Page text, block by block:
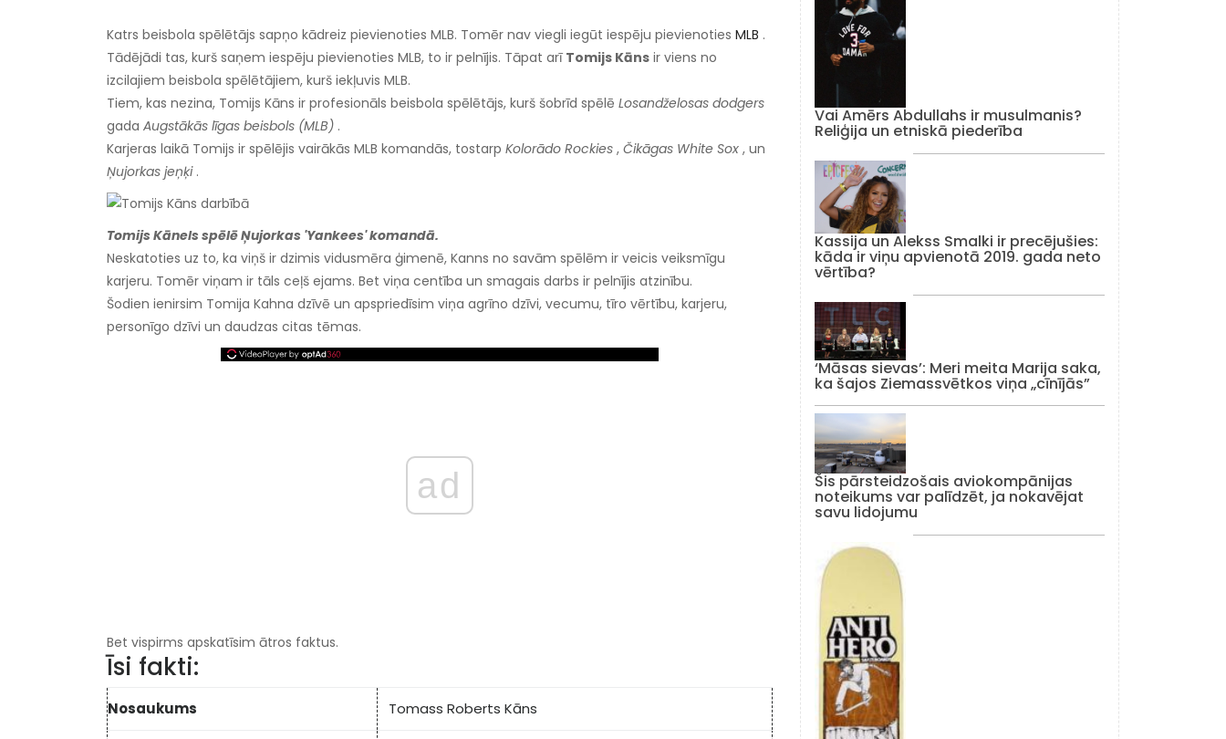
Katrs beisbola spēlētājs sapņo kādreiz pievienoties MLB. Tomēr nav viegli iegūt iespēju pievienoties MLB .
Tādējādi tas, kurš saņem iespēju pievienoties MLB, to ir pelnījis. Tāpat arīTomijs Kāns ir viens no
izcilajiem beisbola spēlētājiem, kurš iekļuvis MLB.
Tiem, kas nezina, Tomijs Kāns ir profesionāls beisbola spēlētājs, kurš šobrīd spēlē Losandželosas dodgers
gada Augstākās līgas beisbols (MLB) .
Karjeras laikā Tomijs ir spēlējis vairākās MLB komandās, tostarp Kolorādo Rockies , Čikāgas White Sox , un
Ņujorkas jeņķi.
Tomijs Kānels spēlē Ņujorkas 'Yankees' komandā.
Neskatoties uz to, ka viņš ir dzimis vidusmēra ģimenē, Kanns no savām spēlēm ir veicis veiksmīgu
karjeru. Tomēr viņam ir tāls ceļš ejams. Bet viņa centība un smagais darbs ir pelnījis atzinību.
Šodien ienirsim Tomija Kahna dzīvē un apspriedīsim viņa agrīno dzīvi, vecumu, tīro vērtību, karjeru,
personīgo dzīvi un daudzas citas tēmas.
ad
Bet vispirms apskatīsim ātros faktus.
Īsi fakti:
Nosaukums Tomass Roberts Kāns
Vai Amērs Abdullahs ir musulmanis?
Reliģija un etniskā piederība
Kassija un Alekss Smalki ir precējušies:
kāda ir viņu apvienotā 2019. gada neto
vērtība?
‘Māsas sievas’: Meri meita Marija saka,
ka šajos Ziemassvētkos viņa „cīnījās”
Šis pārsteidzošais aviokompānijas
noteikums var palīdzēt, ja nokavējat
savu lidojumu